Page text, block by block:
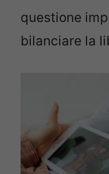
questione
bilanciare la